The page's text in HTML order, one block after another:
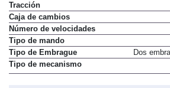
Tracción
Caja de cambios
Número de velocidades
Tipo de mando
Tipo de Embrague
Dos
Tipo de mecanismo